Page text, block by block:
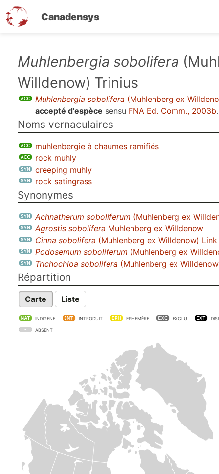
Canadensys
contenu
Muhlenbergia sobolifera
Willdenow) Trinius
Muhlenbergia sobolifera (Muhlenberg ex
accepté d'espèce sensu FNA Ed. Comm., 2003b.
Noms vernaculaires
muhlenbergie à chaumes ramifiés
rock muhly
creeping muhly
rock satingrass
Synonymes
Achnatherum soboliferum (Muhlenberg ex
Agrostis sobolifera Muhlenberg ex Willdenow
Cinna sobolifera (Muhlenberg ex Willdenow) Link
Podosemum soboliferum (Muhlenberg ex
Trichochloa sobolifera (Muhlenberg ex
Répartition
Carte Liste
INDIGÈNE INTRODUIT EPHEMÈRE EXCLU
ABSENT